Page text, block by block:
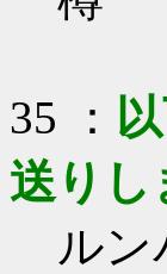
35 ：
送りし
ルン